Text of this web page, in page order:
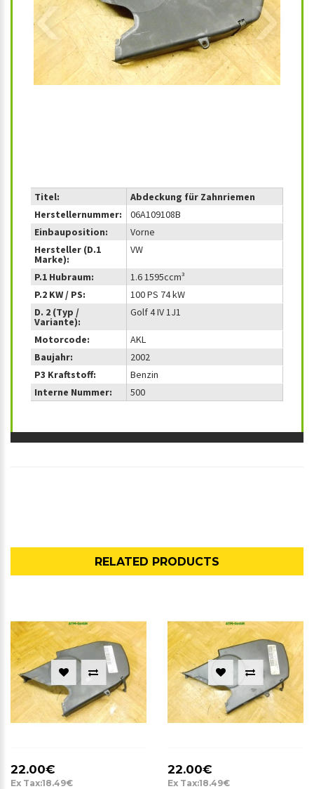
Titel:
Abdeckung für Zahnriemen
Herstellernummer:
06A109108B
Einbauposition:
Vorne
Hersteller (D.1
Marke):
VW
P.1 Hubraum:
1.6 1595ccm³
P.2 KW / PS:
100 PS 74 kW
D. 2 (Typ /
Variante):
Golf 4 IV 1J1
Motorcode:
AKL
Baujahr:
2002
P3 Kraftstoff:
Benzin
Interne Nummer:
500
RELATED PRODUCTS
22.00€
Ex Tax:18.49€
22.00€
Ex Tax:18.49€